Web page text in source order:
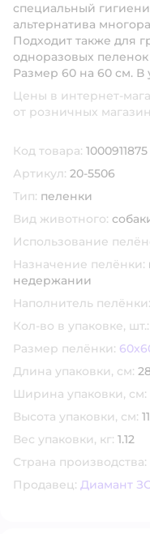
специальный
альтернатива
Подходит также для
одноразовых
Размер 60 на 60 см. В
Цены в интернет-
от розничных
Код товара: 1000911875
Артикул: 20-5506
Тип: пеленки
Вид животного:
Использование
Назначение пелёнки:
недержании
Наполнитель пелёнки:
Кол-во в упаковке, шт.:
Размер пелёнки:
Длина упаковки, см:
Ширина упаковки, см:
Высота упаковки, см: 11
Вес упаковки, кг: 1.12
Страна производства:
Продавец: Диамант